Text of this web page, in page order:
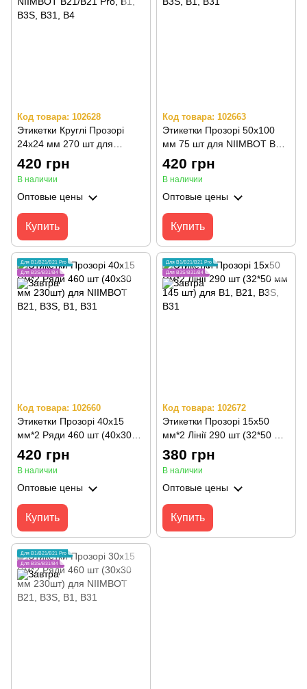
Код товара: 102628
Этикетки Круглі Прозорі
24х24 мм 270 шт для
NIIMBOT B21/B21 Pro, B1,
B3S, B31, B4
420 грн
В наличии
Оптовые цены
Купить
Код товара: 102663
Этикетки Прозорі 50х100
мм 75 шт для NIIMBOT B21,
B3S, B1, B31
420 грн
В наличии
Оптовые цены
Купить
Для B1/B21/B21 Pro
Для B3S/B31/B4
Код товара: 102660
Этикетки Прозорі 40х15
мм*2 Ряди 460 шт (40х30
мм 230шт) для NIIMBOT
B21, B3S, B1, B31
420 грн
В наличии
Оптовые цены
Купить
Для B1/B21/B21 Pro
Для B3S/B31/B4
Код товара: 102672
Этикетки Прозорі 15х50
мм*2 Лінії 290 шт (32*50 мм
145 шт) для B1, B21, B3S,
B31
380 грн
В наличии
Оптовые цены
Купить
Для B1/B21/B21 Pro
Для B3S/B31/B4